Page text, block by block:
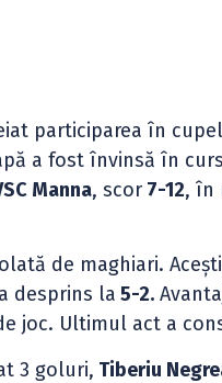
participarea în
a fost învinsă în
Manna, scor 7-12, în
de maghiari.
desprins la 5-2.
joc. Ultimul act a
3 goluri, Tiberiu